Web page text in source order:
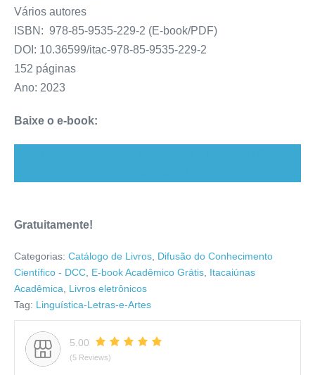
Vários autores
ISBN: 978-85-9535-229-2 (E-book/PDF)
DOI: 10.36599/itac-978-85-9535-229-2
152 páginas
Ano: 2023
Baixe o e-book:
Gratuitamente!
Categorias: Catálogo de Livros, Difusão do Conhecimento
Científico - DCC, E-book Acadêmico Grátis, Itacaiúnas
Acadêmica, Livros eletrônicos
Tag: Linguística-Letras-e-Artes
5.00
(5 Reviews)